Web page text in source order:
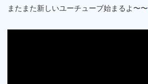
またまた新しいユーチューブ始まるよ〜〜